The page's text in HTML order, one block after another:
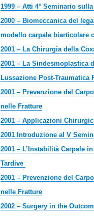
1999 – Atti 4° Seminario
2000 – Biomeccanica del
modello carpale biarticolare
2001 – La Chirurgia della
2001 – La Sindesmoplastica
Lussazione Post-Traumatica
2001 – Prevenzione del
nelle Fratture
2001 – Applicazioni
2001 Introduzione al V
2001 – L’Instabilità Carpale
Tardive
2001 – Prevenzione del
nelle Fratture
2002 – Surgery in the